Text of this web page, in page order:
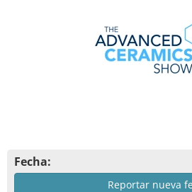
Fecha:
Reportar nueva